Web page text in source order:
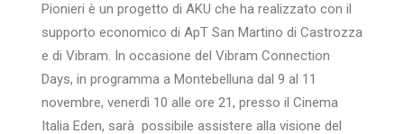
Pionieri è un progetto di AKU che ha realizzato con il
supporto economico di ApT San Martino di Castrozza
e di Vibram. In occasione del Vibram Connection
Days, in programma a Montebelluna dal 9 al 11
novembre, venerdì 10 alle ore 21, presso il Cinema
Italia Eden, sarà possibile assistere alla visione del